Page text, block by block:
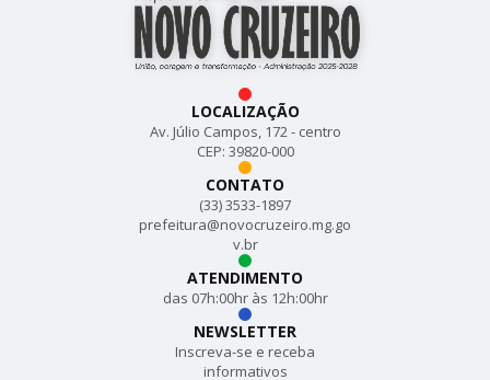
LOCALIZAÇÃO
Av. Júlio Campos, 172 - centro
CEP: 39820-000
CONTATO
(33) 3533-1897
prefeitura@novocruzeiro.mg.go
v.br
ATENDIMENTO
das 07h:00hr às 12h:00hr
NEWSLETTER
Inscreva-se e receba
informativos